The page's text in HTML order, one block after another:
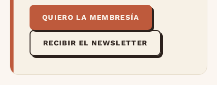
QUIERO LA MEMBRESÍA
RECIBIR EL NEWSLETTER